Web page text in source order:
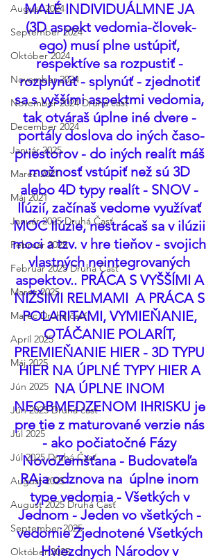
August 2024
September 2024
Október 2024
November 2024
November 2024 Druhá časť
December 2024
Január 2025
Marec 2021
Máj 2021
Január 2025 Druhá Časť
Február 2025
Február 2025 Druhá Časť
Marec 2025
Marec Druhá časť
Apríl 2025
Máj 2025
Jún 2025
Jún 2025 Druhá časť
Júl 2025
Júl 2025 Druhá Časť
August 2025
August 2025 Druhá Časť
September 2025
Október 2025
MALÉ INDIVIDUÁLMNE JA
(3D aspekt vedomia-človek-
ego) musí plne ustúpiť,
respektíve sa rozpustiť -
rozplynúť - splynúť - zjednotiť
sa s vyššími aspektmi vedomia,
tak otváraš úplne iné dvere -
portály doslova do iných časo-
priestorov - do iných realít máš
možnosť vstúpiť než sú 3D
alebo 4D typy realít - SNOV -
Ilúzií, začínaš vedome využívať
MOC Ilúzie, nestrácaš sa v ilúzii
moci a tzv. v hre tieňov - svojich
vlastných neintegrovaných
aspektov.. PRÁCA S VYŠŠÍMI A
NIŽŠIMI RELMAMI  A PRÁCA S
POLARITAMI, VYMIEŇANIE,
OTÁČANIE POLARÍT,
PREMIEŇANIE HIER - 3D TYPU
HIER NA ÚPLNÉ TYPY HIER A
NA ÚPLNE INOM
NEOBMEDZENOM IHRISKU je
pre tie z maturované verzie nás
- ako počiatočné Fázy
NovoZemšťana - Budovateľa
RAja odznova na  úplne inom
type vedomia - Všetkých v
Jednom - Jeden vo všetkých -
vedomie Zjednotené Všetkých
Hviezdnych Národov v